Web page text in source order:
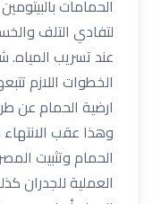
الحمامات
لتفادي التلف
عند تسريب
الخطوات اللازم
ارضية الحمام عن
وهذا عقب
الحمام وتثبيت
العملية للجدران